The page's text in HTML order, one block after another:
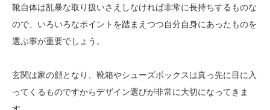
靴自体は乱暴な取り扱いさえしなければ非常に長持ちするものな
ので、いろいろなポイントを踏まえつつ自分自身にあったものを
選ぶ事が重要でしょう。
玄関は家の顔となり、靴箱やシューズボックスは真っ先に目に入
ってくるものですからデザイン選びが非常に大切になってきま